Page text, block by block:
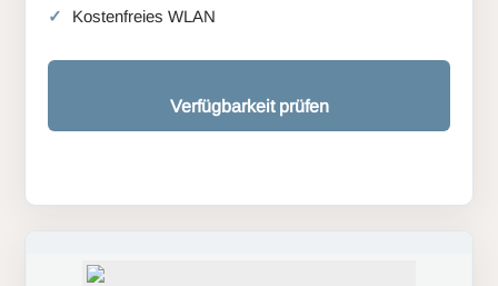
Kostenfreies WLAN
Verfügbarkeit prüfen